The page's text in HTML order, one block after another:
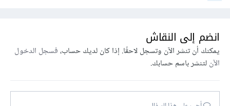
انضم إلى النقاش
يمكنك أن تنشر الآن وتسجل لاحقًا. إذا كان لديك حساب،فسجل الدخول
الآنلتنشر باسم حسابك.